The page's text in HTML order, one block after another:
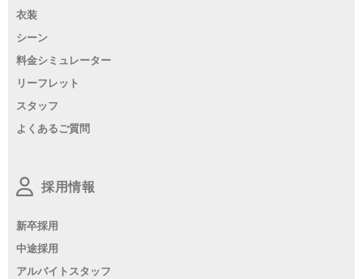
衣装
シーン
料金シミュレーター
リーフレット
スタッフ
よくあるご質問
採用情報
新卒採用
中途採用
アルバイトスタッフ